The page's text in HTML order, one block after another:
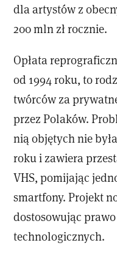
dla artystów z
200 mln zł rocznie.
Opłata
od 1994 roku, to
twórców za
przez Polaków.
nią objętych nie
roku i zawiera
VHS, pomijając
smartfony. Projekt
dostosowując
technologicznych.